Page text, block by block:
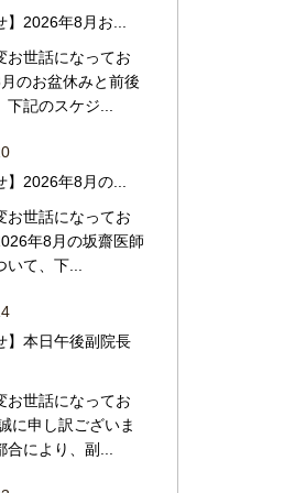
】2026年8月お...
お世話になってお
のお盆休みと前後
記のスケジ...
】2026年8月の...
お世話になってお
年8月の坂齋医師
て、下...
】本日午後副院長
お世話になってお
に申し訳ございま
により、副...